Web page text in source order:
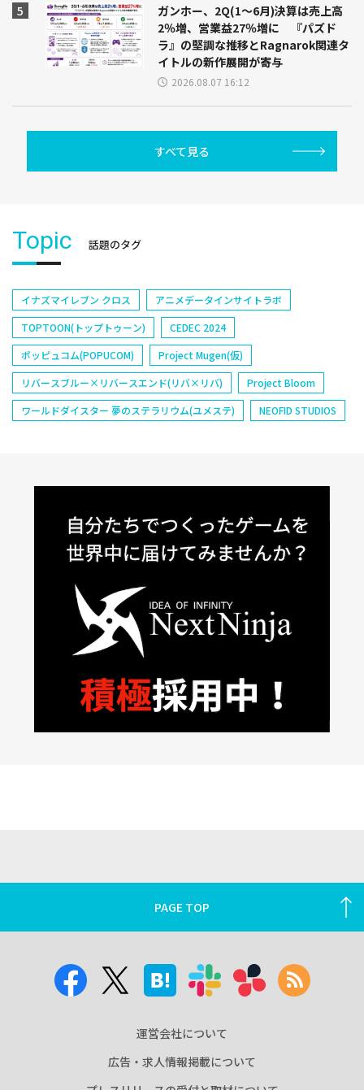
ガンホー、2Q(1～6月)決算は売上高
2％増、営業益27％増に 『パズド
ラ』の堅調な推移とRagnarok関連タ
イトルの新作展開が寄与
2026.08.07 16:12
すべて見る
Topic 話題のタグ
イナズマイレブン クロス
アニメデータインサイトラボ
TOPTOON(トップトゥーン)
CEDEC 2024
ポッピュコム(POPUCOM)
Project Mugen(仮)
リバースブルー×リバースエンド(リバ×リバ)
Project Bloom
ワールドダイスター 夢のステラリウム(ユメステ)
NEOFID STUDIOS
PAGE TOP
運営会社について
広告・求人情報掲載について